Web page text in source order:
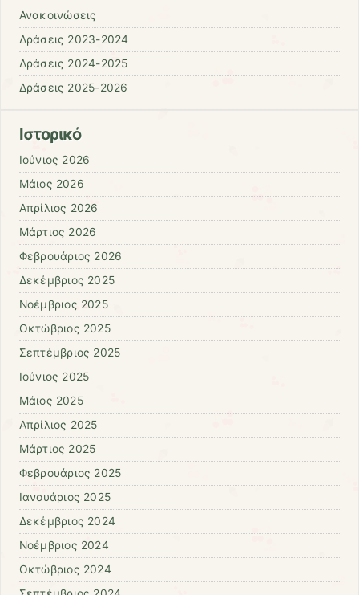
Ανακοινώσεις
Δράσεις 2023-2024
Δράσεις 2024-2025
Δράσεις 2025-2026
Ιστορικό
Ιούνιος 2026
Μάιος 2026
Απρίλιος 2026
Μάρτιος 2026
Φεβρουάριος 2026
Δεκέμβριος 2025
Νοέμβριος 2025
Οκτώβριος 2025
Σεπτέμβριος 2025
Ιούνιος 2025
Μάιος 2025
Απρίλιος 2025
Μάρτιος 2025
Φεβρουάριος 2025
Ιανουάριος 2025
Δεκέμβριος 2024
Νοέμβριος 2024
Οκτώβριος 2024